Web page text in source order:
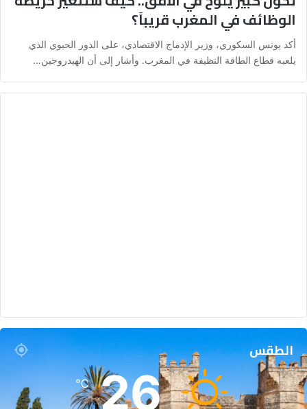
الوظائف في المغرب قريباً؟
أكد يونس السكوري، وزير الإدماج الاقتصادي، على الدور الحيوي الذي
يلعبه قطاع الطاقة النظيفة في المغرب. وأشار إلى أن الهيدروجين…
الطقس
26
℃